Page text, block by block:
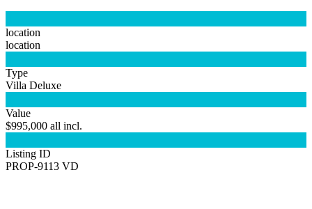
location
location
Type
Villa Deluxe
Value
$995,000 all incl.
Listing ID
PROP-9113 VD